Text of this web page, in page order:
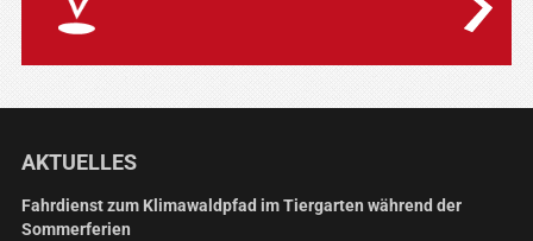
AKTUELLES
Fahrdienst zum Klimawaldpfad im Tiergarten während der
Sommerferien